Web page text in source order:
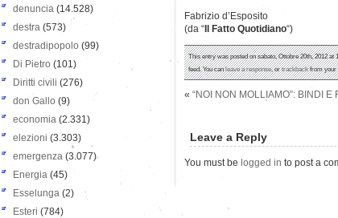
Fabrizio d’Esposito
(da “ Il Fatto Quotidiano“)
This entry was posted on sabato, Ottobre 20th, 2012 at
feed. You canleave a response, ortrackbackfrom your
« “NOI NON MOLLIAMO”: BINDI E
Leave a Reply
You must be logged in to post a
denuncia (14.528)
destra (573)
destradipopolo (99)
Di Pietro (101)
Diritti civili (276)
don Gallo (9)
economia (2.331)
elezioni (3.303)
emergenza (3.077)
Energia (45)
Esselunga (2)
Esteri (784)